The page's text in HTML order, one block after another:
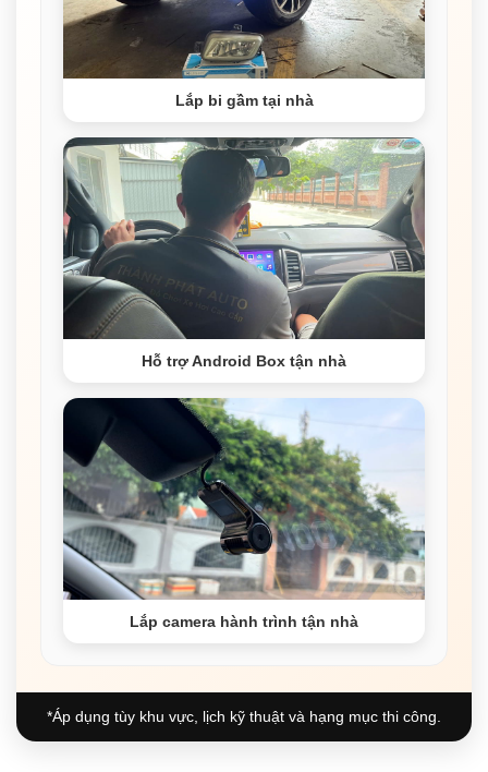
Lắp bi gầm tại nhà
Hỗ trợ Android Box tận nhà
Lắp camera hành trình tận nhà
*Áp dụng tùy khu vực, lịch kỹ thuật và hạng mục thi công.